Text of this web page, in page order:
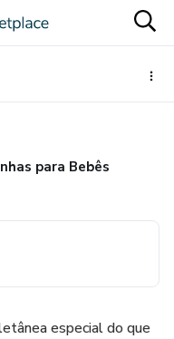
para Bebês
especial do que